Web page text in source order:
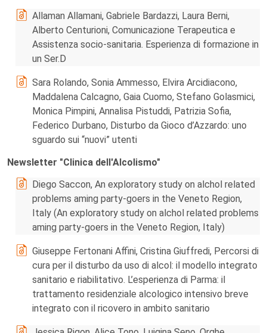
Allaman Allamani, Gabriele Bardazzi, Laura Berni,
Alberto Centurioni, Comunicazione Terapeutica e
Assistenza socio-sanitaria. Esperienza di formazione in
un Ser.D
Sara Rolando, Sonia Ammesso, Elvira Arcidiacono,
Maddalena Calcagno, Gaia Cuomo, Stefano Golasmici,
Monica Pimpini, Annalisa Pistuddi, Patrizia Sofia,
Federico Durbano, Disturbo da Gioco d’Azzardo: uno
sguardo sui “nuovi” utenti
Newsletter "Clinica dell'Alcolismo"
Diego Saccon, An exploratory study on alchol related
problems aming party-goers in the Veneto Region,
Italy (An exploratory study on alchol related problems
aming party-goers in the Veneto Region, Italy)
Giuseppe Fertonani Affini, Cristina Giuffredi, Percorsi di
cura per il disturbo da uso di alcol: il modello integrato
sanitario e riabilitativo. L’esperienza di Parma: il
trattamento residenziale alcologico intensivo breve
integrato con il ricovero in ambito sanitario